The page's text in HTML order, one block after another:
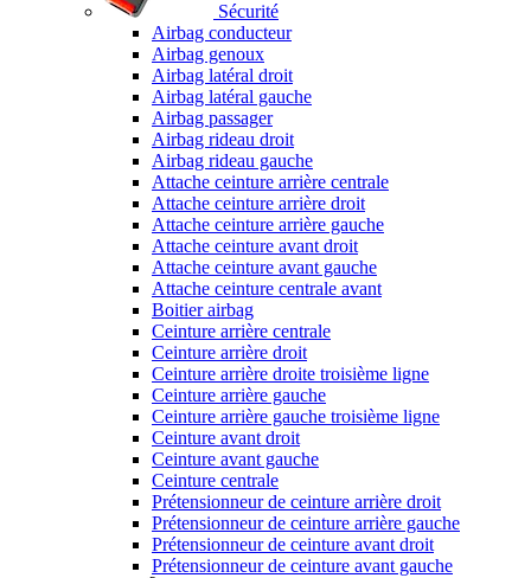
Sécurité
Airbag conducteur
Airbag genoux
Airbag latéral droit
Airbag latéral gauche
Airbag passager
Airbag rideau droit
Airbag rideau gauche
Attache ceinture arrière centrale
Attache ceinture arrière droit
Attache ceinture arrière gauche
Attache ceinture avant droit
Attache ceinture avant gauche
Attache ceinture centrale avant
Boitier airbag
Ceinture arrière centrale
Ceinture arrière droit
Ceinture arrière droite troisième ligne
Ceinture arrière gauche
Ceinture arrière gauche troisième ligne
Ceinture avant droit
Ceinture avant gauche
Ceinture centrale
Prétensionneur de ceinture arrière droit
Prétensionneur de ceinture arrière gauche
Prétensionneur de ceinture avant droit
Prétensionneur de ceinture avant gauche